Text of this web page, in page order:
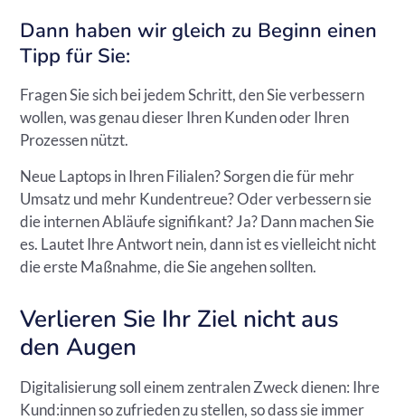
Dann haben wir gleich zu Beginn einen
Tipp für Sie:
Fragen Sie sich bei jedem Schritt, den Sie verbessern
wollen, was genau dieser Ihren Kunden oder Ihren
Prozessen nützt.
Neue Laptops in Ihren Filialen? Sorgen die für mehr
Umsatz und mehr Kundentreue? Oder verbessern sie
die internen Abläufe signifikant? Ja? Dann machen Sie
es. Lautet Ihre Antwort nein, dann ist es vielleicht nicht
die erste Maßnahme, die Sie angehen sollten.
Verlieren Sie Ihr Ziel nicht aus
den Augen
Digitalisierung soll einem zentralen Zweck dienen: Ihre
Kund:innen so zufrieden zu stellen, so dass sie immer